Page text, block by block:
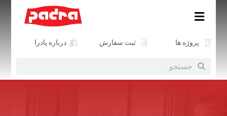
پروژه ها ثبت سفارش درباره پادرا